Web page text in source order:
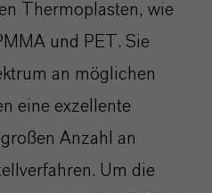
Thermoplasten, wie
und PET. Sie
an möglichen
eine exzellente
Anzahl an
Um die